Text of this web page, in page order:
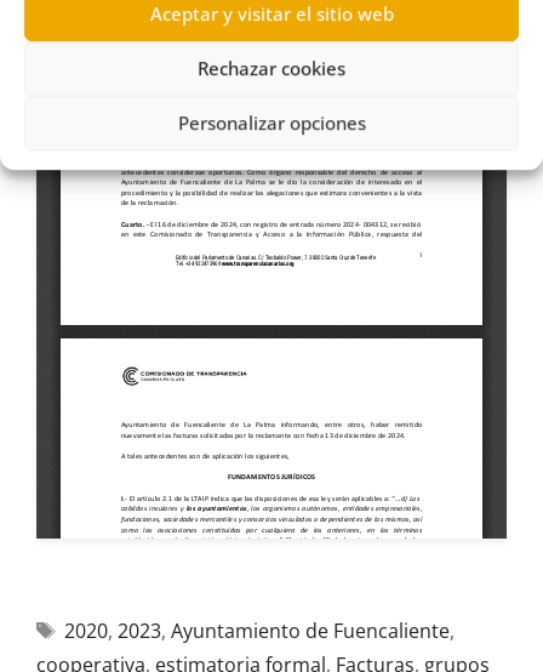
Aceptar y visitar el sitio web
Rechazar cookies
Personalizar opciones
2020, 2023, Ayuntamiento de Fuencaliente,
cooperativa, estimatoria formal, Facturas, grupos